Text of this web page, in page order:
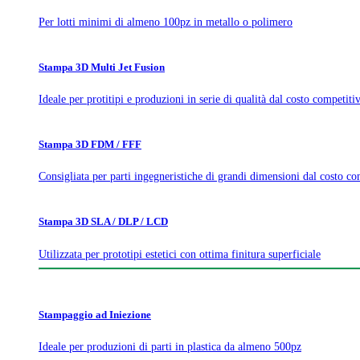
Per lotti minimi di almeno 100pz in metallo o polimero
Stampa 3D Multi Jet Fusion
Ideale per protitipi e produzioni in serie di qualità dal costo
Stampa 3D FDM / FFF
Consigliata per parti ingegneristiche di grandi dimensioni dal costo
Stampa 3D SLA / DLP / LCD
Utilizzata per prototipi estetici con ottima finitura superficiale
Stampaggio ad Iniezione
Ideale per produzioni di parti in plastica da almeno 500pz